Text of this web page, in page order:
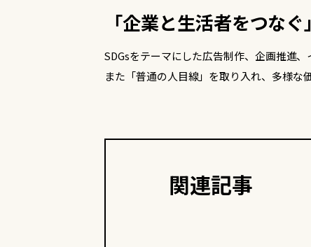
「企業と生活者をつなぐ」
SDGsをテーマにした広告制作、企画推進
また「普通の人目線」を取り入れ、多様な
関連記事